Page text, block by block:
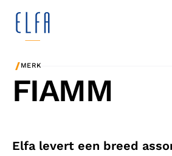
/MERK
FIAMM
Elfa levert een breed